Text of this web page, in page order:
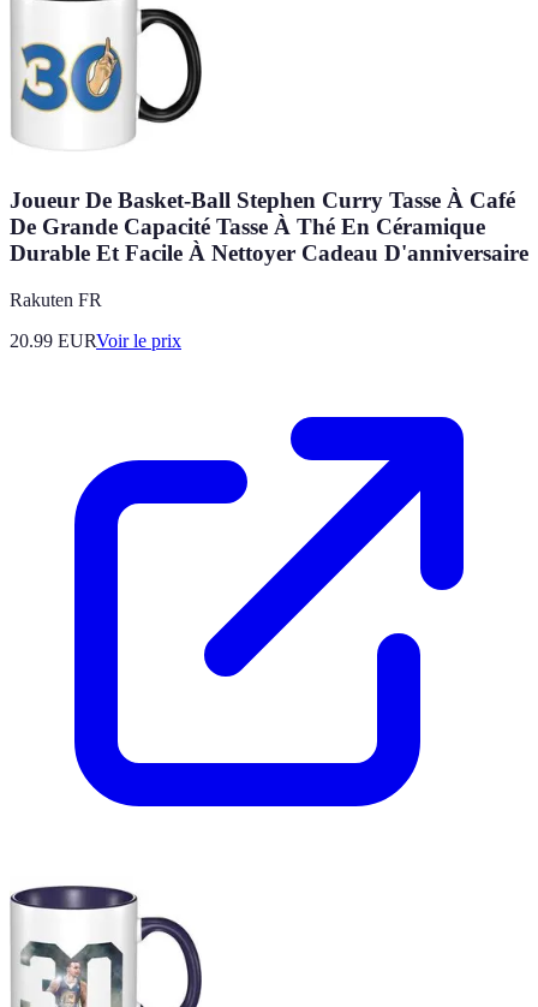
Joueur De Basket-Ball Stephen Curry Tasse À Café
De Grande Capacité Tasse À Thé En Céramique
Durable Et Facile À Nettoyer Cadeau D'anniversaire
Rakuten FR
20.99 EURVoir le prix